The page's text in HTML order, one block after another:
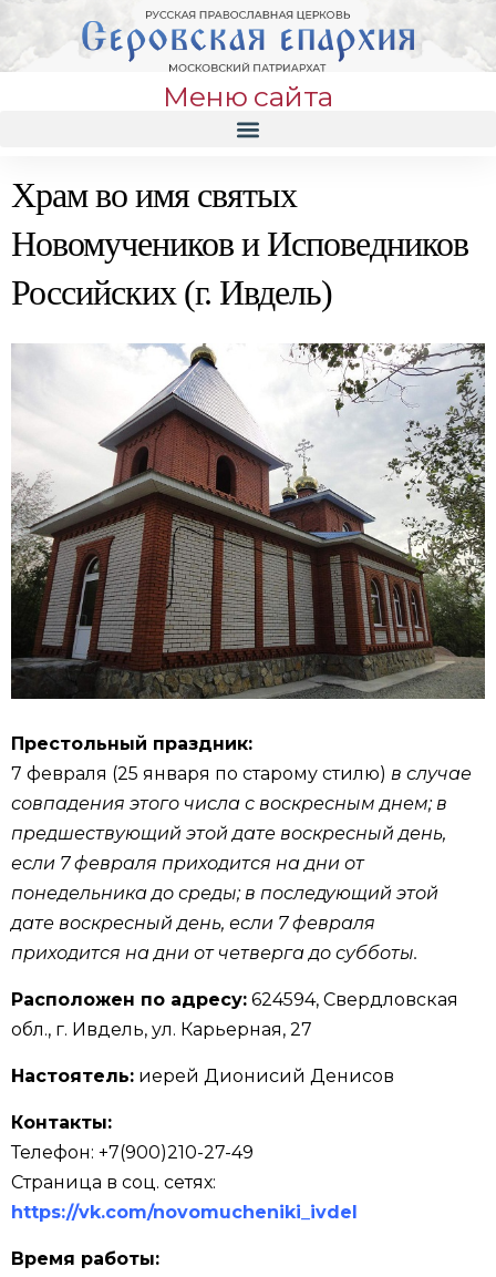
Меню сайта
Храм во имя святых
Новомучеников и Исповедников
Российских (г. Ивдель)
Престольный праздник:
7 февраля (25 января по старому стилю) в случае
совпадения этого числа с воскресным днем; в
предшествующий этой дате воскресный день,
если 7 февраля приходится на дни от
понедельника до среды; в последующий этой
дате воскресный день, если 7 февраля
приходится на дни от четверга до субботы.
Расположен по адресу: 624594, Свердловская
обл., г. Ивдель, ул. Карьерная, 27
Настоятель: иерей Дионисий Денисов
Контакты:
Телефон: +7(900)210-27-49
Страница в соц. сетях:
https://vk.com/novomucheniki_ivdel
Время работы: